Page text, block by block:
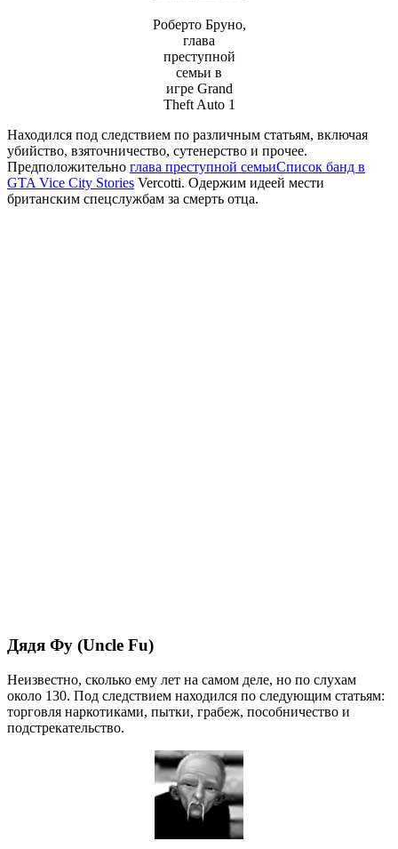
Роберто Бруно,
глава
преступной
семьи в
игре Grand
Theft Auto 1
Находился под следствием по различным статьям, включая
убийство, взяточничество, сутенерство и прочее.
Предположительно глава преступной семьиСписок банд в
GTA Vice City Stories Vercotti. Одержим идеей мести
британским спецслужбам за смерть отца.
Дядя Фу (Uncle Fu)
Неизвестно, сколько ему лет на самом деле, но по слухам
около 130. Под следствием находился по следующим статьям:
торговля наркотиками, пытки, грабеж, пособничество и
подстрекательство.